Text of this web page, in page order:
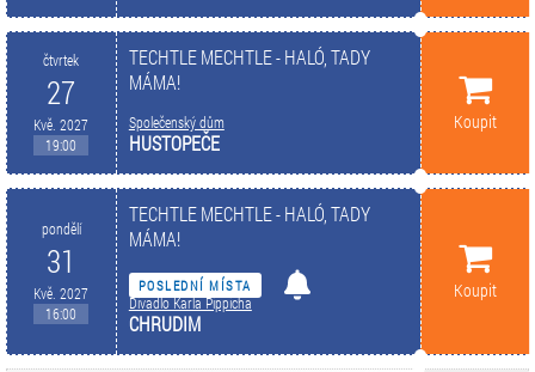
čtvrtek
27
Kvě. 2027
19:00
TECHTLE MECHTLE - HALÓ, TADY
MÁMA!
Společenský dům
HUSTOPEČE
Koupit
pondělí
31
Kvě. 2027
16:00
TECHTLE MECHTLE - HALÓ, TADY
MÁMA!
POSLEDNÍ MÍSTA
Divadlo Karla Pippicha
CHRUDIM
Koupit